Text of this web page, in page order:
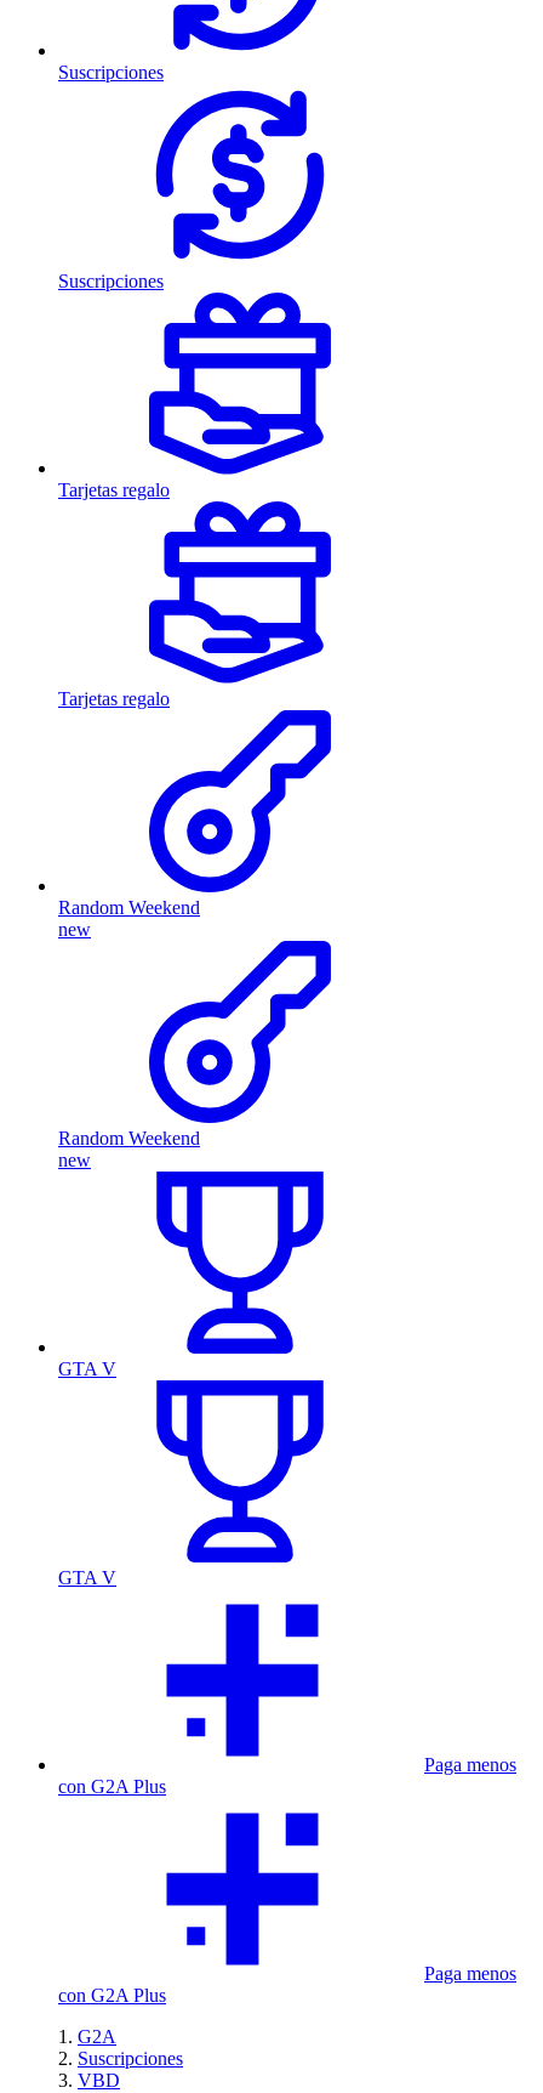
Suscripciones
Suscripciones
Tarjetas regalo
Tarjetas regalo
Random Weekend
new
Random Weekend
new
GTA V
GTA V
Paga menos
con G2A Plus
Paga menos
con G2A Plus
G2A
Suscripciones
VBD